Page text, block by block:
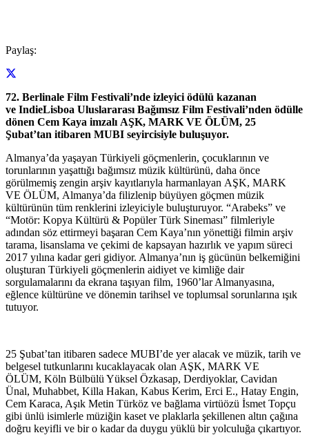
Paylaş:
72. Berlinale Film Festivali’nde izleyici ödülü kazanan
ve IndieLisboa Uluslararası Bağımsız Film Festivali’nden ödülle
dönen Cem Kaya imzalı AŞK, MARK VE ÖLÜM, 25
Şubat’tan itibaren MUBI seyircisiyle buluşuyor.
Almanya’da yaşayan Türkiyeli göçmenlerin, çocuklarının ve
torunlarının yaşattığı bağımsız müzik kültürünü, daha önce
görülmemiş zengin arşiv kayıtlarıyla harmanlayan AŞK, MARK
VE ÖLÜM, Almanya’da filizlenip büyüyen göçmen müzik
kültürünün tüm renklerini izleyiciyle buluşturuyor. “Arabeks” ve
“Motör: Kopya Kültürü & Popüler Türk Sineması” filmleriyle
adından söz ettirmeyi başaran Cem Kaya’nın yönettiği filmin arşiv
tarama, lisanslama ve çekimi de kapsayan hazırlık ve yapım süreci
2017 yılına kadar geri gidiyor. Almanya’nın iş gücünün belkemiğini
oluşturan Türkiyeli göçmenlerin aidiyet ve kimliğe dair
sorgulamalarını da ekrana taşıyan film, 1960’lar Almanyasına,
eğlence kültürüne ve dönemin tarihsel ve toplumsal sorunlarına ışık
tutuyor.
25 Şubat’tan itibaren sadece MUBI’de yer alacak ve müzik, tarih ve
belgesel tutkunlarını kucaklayacak olan AŞK, MARK VE
ÖLÜM, Köln Bülbülü Yüksel Özkasap, Derdiyoklar, Cavidan
Ünal, Muhabbet, Killa Hakan, Kabus Kerim, Erci E., Hatay Engin,
Cem Karaca, Aşık Metin Türköz ve bağlama virtüözü İsmet Topçu
gibi ünlü isimlerle müziğin kaset ve plaklarla şekillenen altın çağına
doğru keyifli ve bir o kadar da duygu yüklü bir yolculuğa çıkartıyor.